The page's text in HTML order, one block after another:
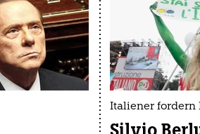
Italiener fordern